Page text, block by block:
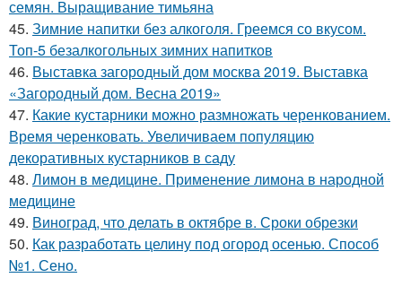
семян. Выращивание тимьяна
45. Зимние напитки без алкоголя. Греемся со вкусом.
Топ-5 безалкогольных зимних напитков
46. Выставка загородный дом москва 2019. Выставка
«Загородный дом. Весна 2019»
47. Какие кустарники можно размножать черенкованием.
Время черенковать. Увеличиваем популяцию
декоративных кустарников в саду
48. Лимон в медицине. Применение лимона в народной
медицине
49. Виноград, что делать в октябре в. Сроки обрезки
50. Как разработать целину под огород осенью. Способ
№1. Сено.